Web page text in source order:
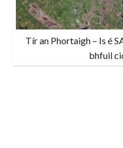
Tír an Phortaigh – Is é
bhfuil